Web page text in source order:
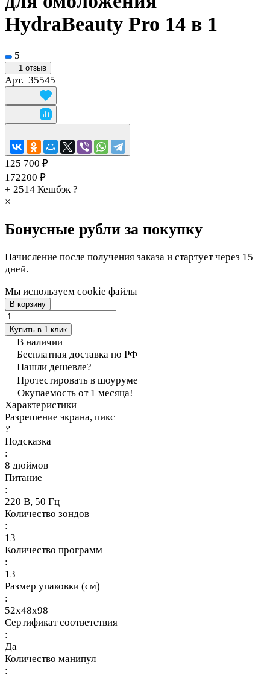
HydraBeauty Pro 14 в 1
5
1 отзыв
Арт. 35545
125 700 ₽
172200 ₽
+ 2514 Кешбэк ?
×
Бонусные рубли за покупку
Начисление после получения заказа и стартует через 15
дней.
Мы используем cookie файлы
В корзину
Купить в 1 клик
В наличии
Бесплатная доставка по РФ
Нашли дешевле?
Протестировать в шоуруме
Окупаемость от 1 месяца!
Характеристики
Разрешение экрана, пикс
?
Подсказка
:
8 дюймов
Питание
:
220 В, 50 Гц
Количество зондов
:
13
Количество программ
:
13
Размер упаковки (см)
:
52х48х98
Сертификат соответствия
:
Да
Количество манипул
: